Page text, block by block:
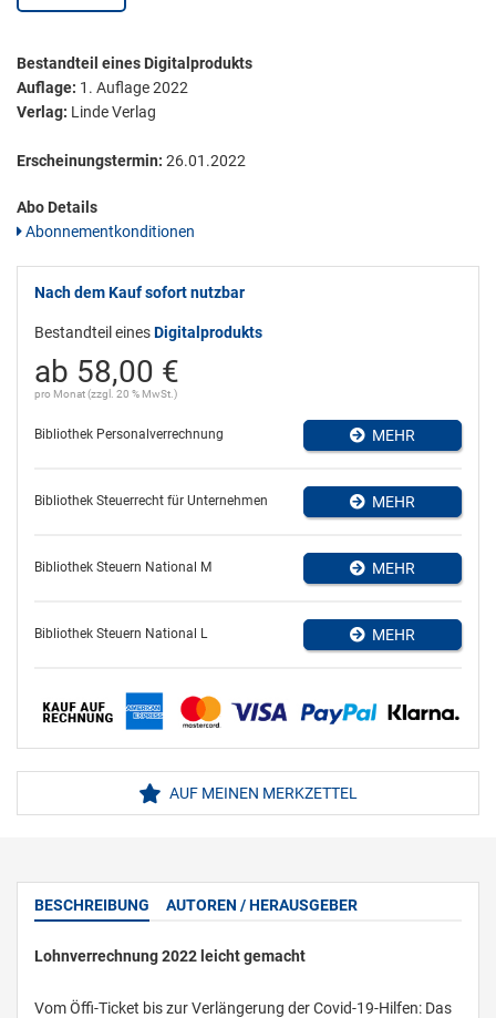
Bestandteil eines Digitalprodukts
Auflage: 1. Auflage 2022
Verlag: Linde Verlag
Erscheinungstermin: 26.01.2022
Abo Details
Abonnementkonditionen
Nach dem Kauf sofort nutzbar
Bestandteil einesDigitalprodukts
ab 58,00 €
pro Monat (zzgl. 20 % MwSt.)
Bibliothek Personalverrechnung MEHR
Bibliothek Steuerrecht für Unternehmen MEHR
Bibliothek Steuern National M MEHR
Bibliothek Steuern National L MEHR
AUF MEINEN MERKZETTEL
BESCHREIBUNG AUTOREN / HERAUSGEBER
Lohnverrechnung 2022 leicht gemacht
Vom Öffi-Ticket bis zur Verlängerung der Covid-19-Hilfen: Das